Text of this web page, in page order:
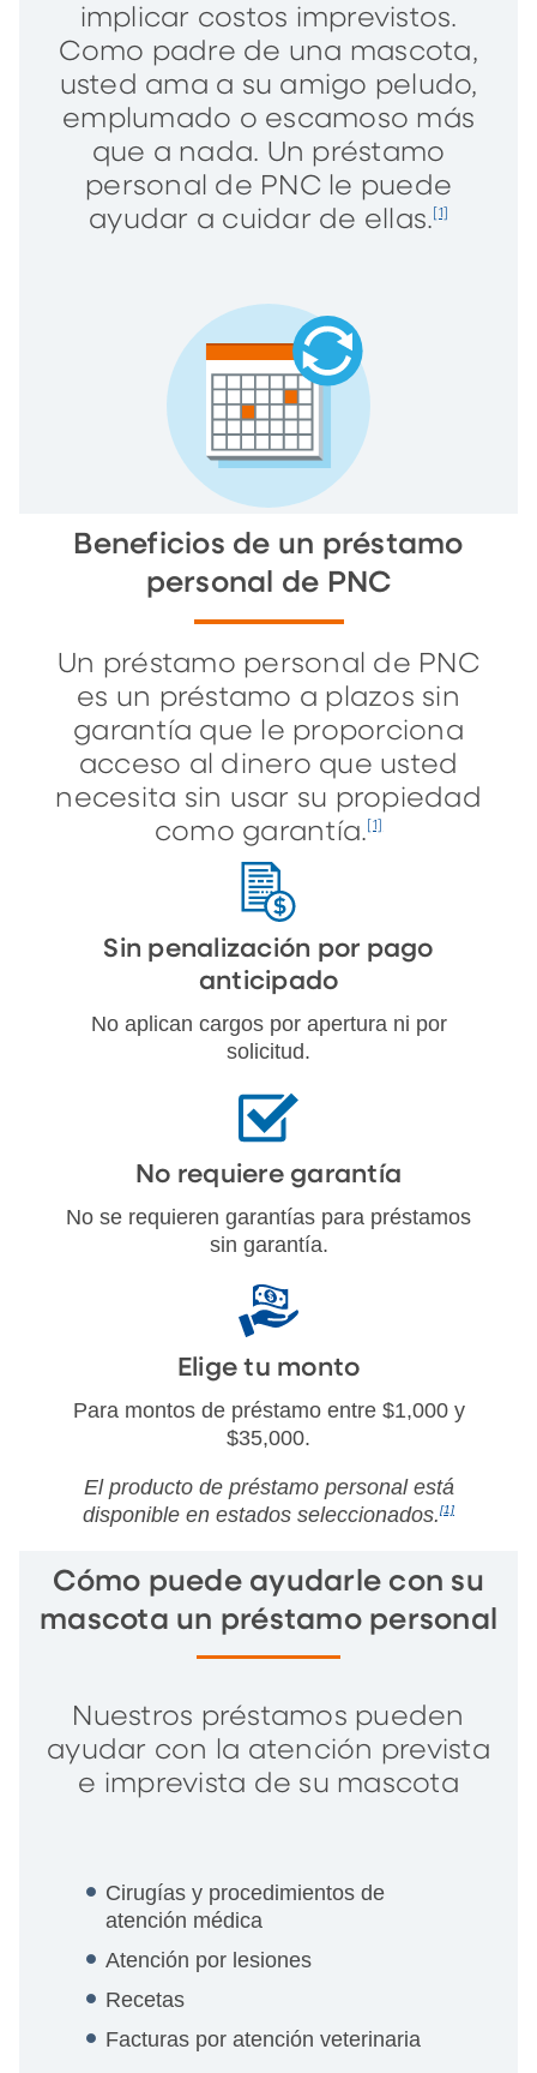
implicar costos imprevistos.
Como padre de una mascota,
usted ama a su amigo peludo,
emplumado o escamoso más
que a nada. Un préstamo
personal de PNC le puede
ayudar a cuidar de ellas. [1]
Beneficios de un préstamo
personal de PNC
Un préstamo personal de PNC
es un préstamo a plazos sin
garantía que le proporciona
acceso al dinero que usted
necesita sin usar su propiedad
como garantía. [1]
Sin penalización por pago
anticipado
No aplican cargos por apertura ni por
solicitud.
No requiere garantía
No se requieren garantías para préstamos
sin garantía.
Elige tu monto
Para montos de préstamo entre $1,000 y
$35,000.
El producto de préstamo personal está
disponible en estados seleccionados.[1]
Cómo puede ayudarle con su
mascota un préstamo personal
Nuestros préstamos pueden
ayudar con la atención prevista
e imprevista de su mascota
Cirugías y procedimientos de
atención médica
Atención por lesiones
Recetas
Facturas por atención veterinaria